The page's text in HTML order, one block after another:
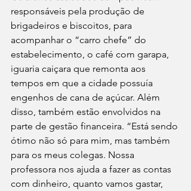
responsáveis pela produção de
brigadeiros e biscoitos, para
acompanhar o “carro chefe” do
estabelecimento, o café com garapa,
iguaria caiçara que remonta aos
tempos em que a cidade possuía
engenhos de cana de açúcar. Além
disso, também estão envolvidos na
parte de gestão financeira. “Está sendo
ótimo não só para mim, mas também
para os meus colegas. Nossa
professora nos ajuda a fazer as contas
com dinheiro, quanto vamos gastar,